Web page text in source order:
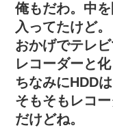
俺もだわ。中
入ってたけど。
おかげでテレ
レコーダーと化
ちなみにHDD
そもそもレコ
だけどね。